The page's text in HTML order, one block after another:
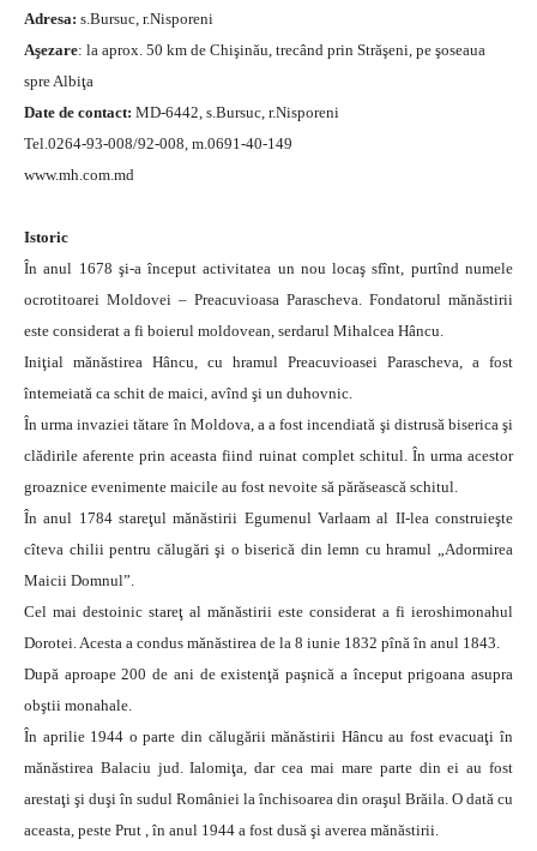
Adresa: s.Bursuc, r.Nisporeni
Aşezare: la aprox. 50 km de Chişinău, trecând prin Străşeni, pe şoseaua
spre Albiţa
Date de contact: MD-6442, s.Bursuc, r.Nisporeni
Tel.0264-93-008/92-008, m.0691-40-149
www.mh.com.md
Istoric
În anul 1678 şi-a început activitatea un nou locaş sfînt, purtînd numele
ocrotitoarei Moldovei – Preacuvioasa Parascheva. Fondatorul mănăstirii
este considerat a fi boierul moldovean, serdarul Mihalcea Hâncu.
Iniţial mănăstirea Hâncu, cu hramul Preacuvioasei Parascheva, a fost
întemeiată ca schit de maici, avînd şi un duhovnic.
În urma invaziei tătare în Moldova, a a fost incendiată şi distrusă biserica şi
clădirile aferente prin aceasta fiind ruinat complet schitul. În urma acestor
groaznice evenimente maicile au fost nevoite să părăsească schitul.
În anul 1784 stareţul mănăstirii Egumenul Varlaam al II-lea construieşte
cîteva chilii pentru călugări şi o biserică din lemn cu hramul „Adormirea
Maicii Domnul”.
Cel mai destoinic stareţ al mănăstirii este considerat a fi ieroshimonahul
Dorotei. Acesta a condus mănăstirea de la 8 iunie 1832 pînă în anul 1843.
După aproape 200 de ani de existenţă paşnică a început prigoana asupra
obştii monahale.
În aprilie 1944 o parte din călugării mănăstirii Hâncu au fost evacuaţi în
mănăstirea Balaciu jud. Ialomiţa, dar cea mai mare parte din ei au fost
arestaţi şi duşi în sudul României la închisoarea din oraşul Brăila. O dată cu
aceasta, peste Prut , în anul 1944 a fost dusă şi averea mănăstirii.